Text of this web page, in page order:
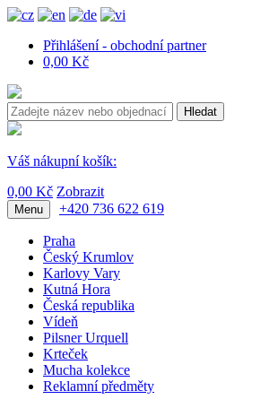
Přihlášení - obchodní partner
0,00 Kč
Hledat
Váš nákupní košík:
0,00 Kč Zobrazit
Menu +420 736 622 619
Praha
Český Krumlov
Karlovy Vary
Kutná Hora
Česká republika
Vídeň
Pilsner Urquell
Krteček
Mucha kolekce
Reklamní předměty